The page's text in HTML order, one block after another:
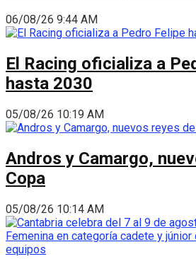
06/08/26 9:44 AM
El Racing oficializa a
hasta 2030
05/08/26 10:19 AM
Andros y Camargo,
Copa
05/08/26 10:14 AM